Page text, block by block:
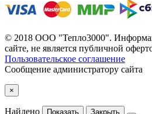
© 2018 ООО "Тепло3000".
сайте, не является публичной
Пользовательское соглашение
Сообщение администратору сайта
×
Найдено Показать Закрыть